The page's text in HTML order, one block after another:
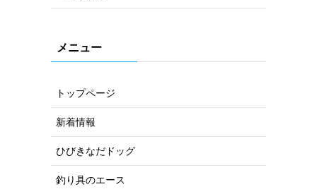
メニュー
トップページ
新着情報
ひびきなだドッグ
釣り具のエース